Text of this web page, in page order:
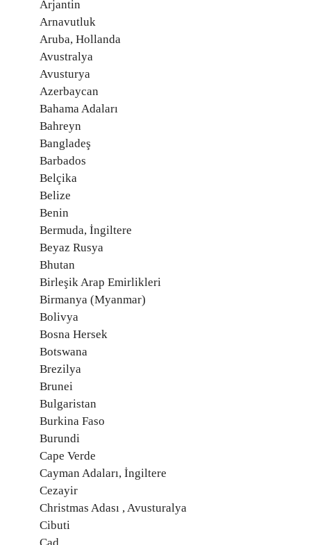
Arjantin
Arnavutluk
Aruba, Hollanda
Avustralya
Avusturya
Azerbaycan
Bahama Adaları
Bahreyn
Bangladeş
Barbados
Belçika
Belize
Benin
Bermuda, İngiltere
Beyaz Rusya
Bhutan
Birleşik Arap Emirlikleri
Birmanya (Myanmar)
Bolivya
Bosna Hersek
Botswana
Brezilya
Brunei
Bulgaristan
Burkina Faso
Burundi
Cape Verde
Cayman Adaları, İngiltere
Cezayir
Christmas Adası , Avusturalya
Cibuti